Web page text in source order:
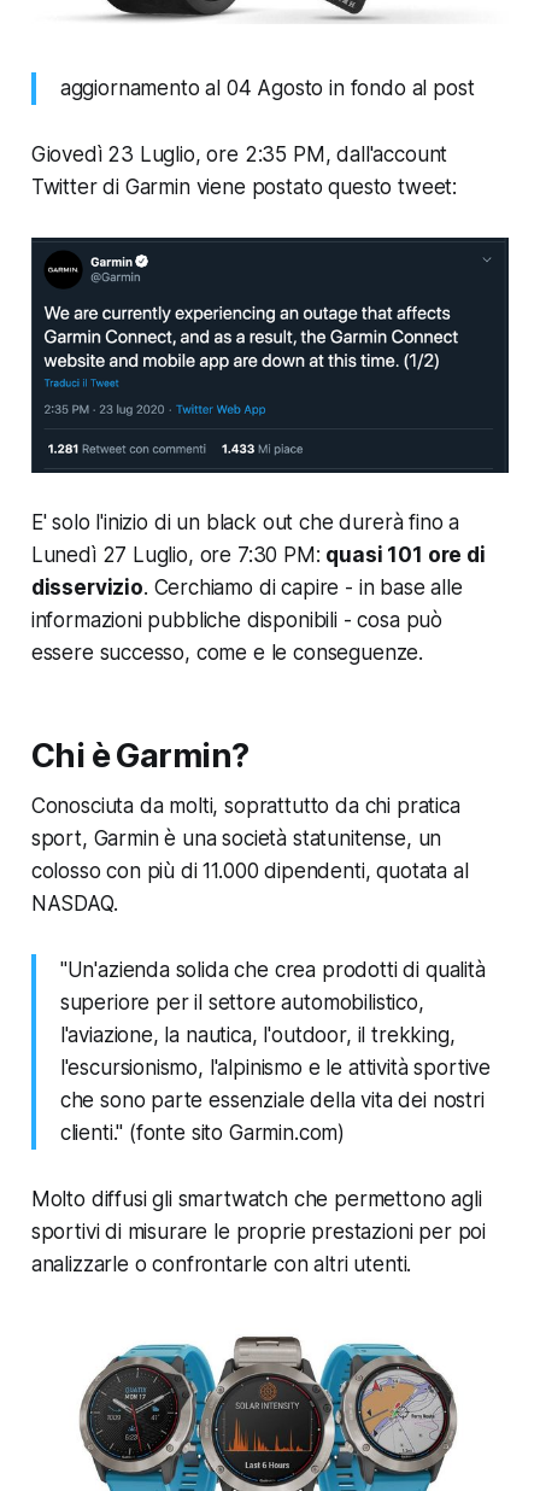
aggiornamento al 04 Agosto in fondo al post
Giovedì 23 Luglio, ore 2:35 PM, dall'account
Twitter di Garmin viene postato questo tweet:
E' solo l'inizio di un black out che durerà fino a
Lunedì 27 Luglio, ore 7:30 PM: quasi 101 ore di
disservizio. Cerchiamo di capire - in base alle
informazioni pubbliche disponibili - cosa può
essere successo, come e le conseguenze.
Chi è Garmin?
Conosciuta da molti, soprattutto da chi pratica
sport, Garmin è una società statunitense, un
colosso con più di 11.000 dipendenti, quotata al
NASDAQ.
"Un'azienda solida che crea prodotti di qualità
superiore per il settore automobilistico,
l'aviazione, la nautica, l'outdoor, il trekking,
l'escursionismo, l'alpinismo e le attività sportive
che sono parte essenziale della vita dei nostri
clienti." (fonte sito Garmin.com)
Molto diffusi gli smartwatch che permettono agli
sportivi di misurare le proprie prestazioni per poi
analizzarle o confrontarle con altri utenti.